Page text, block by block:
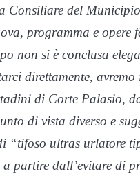
Consiliare del
programma e opere
non si è conclusa
direttamente,
di Corte Palasio,
di vista diverso e
“tifoso ultras urlatore
partire dall’evitare di